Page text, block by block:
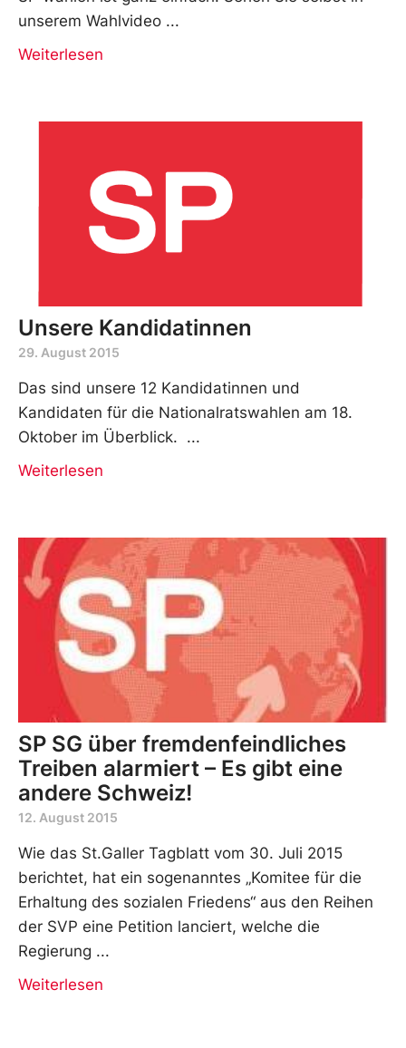
unserem Wahlvideo
Weiterlesen
Unsere Kandidatinnen
29. August 2015
Das sind unsere 12 Kandidatinnen und
Kandidaten für die Nationalratswahlen am 18.
Oktober im Überblick.
Weiterlesen
SP SG über fremdenfeindliches
Treiben alarmiert – Es gibt eine
andere Schweiz!
12. August 2015
Wie das St.Galler Tagblatt vom 30. Juli 2015
berichtet, hat ein sogenanntes „Komitee für die
Erhaltung des sozialen Friedens“ aus den Reihen
der SVP eine Petition lanciert, welche die
Regierung
Weiterlesen